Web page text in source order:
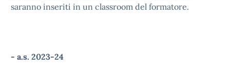
saranno inseriti in un classroom del formatore.
- a.s. 2023-24